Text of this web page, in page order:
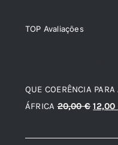
TOP Avaliações
QUE COERÊNCIA
ÁFRICA 20,00€ O
12,00